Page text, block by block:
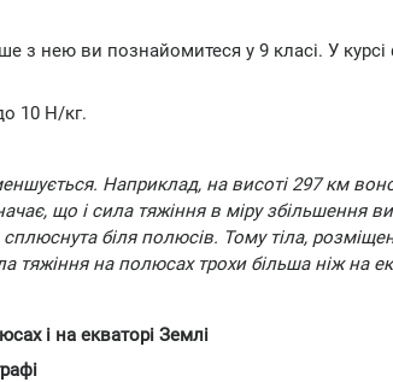
з нею ви познайомитеся у 9 класі. У курсі
10 Н/кг.
Наприклад, на висоті 297 км
що і сила тяжіння в міру збільшення
біля полюсів. Тому тіла,
тяжіння на полюсах трохи більша ніж на
і на екваторі Землі